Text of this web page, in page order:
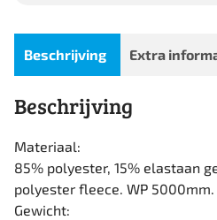
Beschrijving Extra
Beschrijving
Materiaal:
85% polyester, 15% elastaan
polyester fleece. WP
Gewicht: